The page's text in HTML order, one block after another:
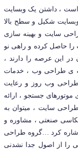
، داشتن یک وبسایت
شکیل و سطح بالا
سایت و بهینه سازی
را حاصل کرده و راهی نو
این عرصه را دارند ،
ی طراحی وب ، خدمات
طراحی وب روز و رعایت
موتورهای جستجو ، ارائه
سایت ، میتوان به
صنعتی ، مشاوره و
کرد …گروه طراحی
را از اصول جدا نشدنی